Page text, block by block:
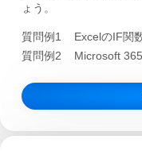
ょう。
質問例1
ExcelのIF関
質問例2
Microsoft